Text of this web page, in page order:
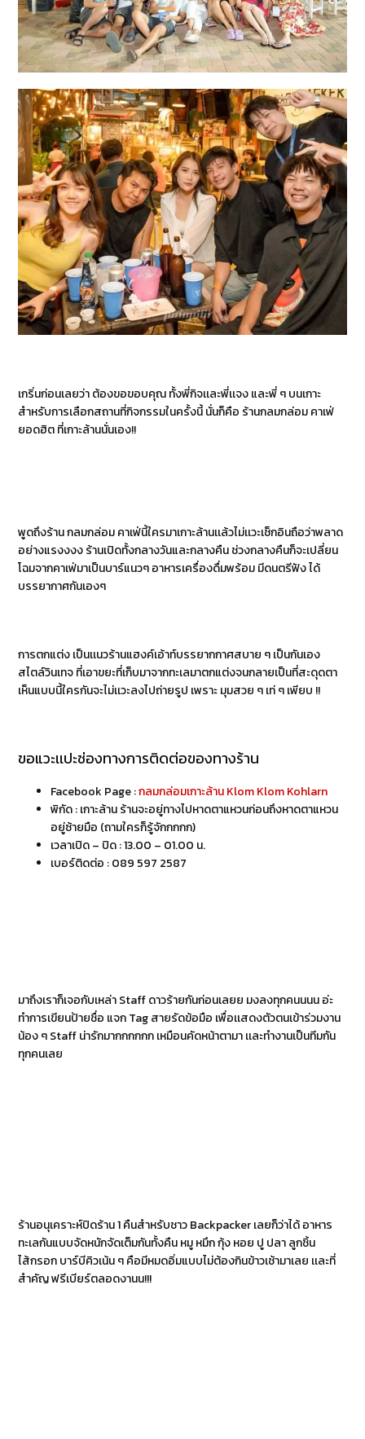
เกริ่นก่อนเลยว่า ต้องขอขอบคุณ ทั้งพี่กิจเเละพี่เเจง และพี่ ๆ บนเกาะ
สำหรับการเลือกสถานที่กิจกรรมในครั้งนี้ นั่นก็คือ ร้านกลมกล่อม คาเฟ่
ยอดฮิต ที่เกาะล้านนั่นเอง!!
พูดถึงร้าน กลมกล่อม คาเฟ่นี้ใครมาเกาะล้านเเล้วไม่เเวะเช็กอินถือว่าพลาด
อย่างแรงงงง ร้านเปิดทั้งกลางวันและกลางคืน ช่วงกลางคืนก็จะเปลี่ยน
โฉมจากคาเฟ่มาเป็นบาร์แนวๆ อาหารเครื่องดื่มพร้อม มีดนตรีฟัง ได้
บรรยากาศกันเองๆ
การตกแต่ง เป็นเเนวร้านแฮงค์เอ้าท์บรรยากกาศสบาย ๆ เป็นกันเอง
สไตล์วินเทจ ที่เอาขยะที่เก็บมาจากทะเลมาตกแต่งจนกลายเป็นที่สะดุดตา
เห็นแบบนี้ใครกันจะไม่เเวะลงไปถ่ายรูป เพราะ มุมสวย ๆ เท่ ๆ เพียบ !!
ขอแวะเเปะช่องทางการติดต่อของทางร้าน
Facebook Page :กลมกล่อมเกาะล้าน Klom Klom Kohlarn
พิกัด : เกาะล้าน ร้านจะอยู่ทางไปหาดตาแหวนก่อนถึงหาดตาแหวน
อยู่ซ้ายมือ (ถามใครก็รู้จักกกกก)
เวลาเปิด – ปิด : 13.00 – 01.00 น.
เบอร์ติดต่อ : 089 597 2587
มาถึงเราก็เจอกับเหล่า Staff ดาวร้ายกันก่อนเลยย มงลงทุกคนนนน อ่ะ
ทำการเขียนป้ายชื่อ แจก Tag สายรัดข้อมือ เพื่อเเสดงตัวตนเข้าร่วมงาน
น้อง ๆ Staff น่ารักมากกกกกก เหมือนคัดหน้าตามา เเละทำงานเป็นทีมกัน
ทุกคนเลย
ร้านอนุเคราะห์ปิดร้าน 1 คืนสำหรับชาว Backpacker เลยก็ว่าได้ อาหาร
ทะเลกันแบบจัดหนักจัดเต็มกันทั้งคืน หมู หมึก กุ้ง หอย ปู ปลา ลูกชิ้น
ไส้กรอก บาร์บีคิวเน้น ๆ คือมีหมดอิ่มแบบไม่ต้องกินข้าวเช้ามาเลย เเละที่
สำคัญ ฟรีเบียร์ตลอดงานน!!!